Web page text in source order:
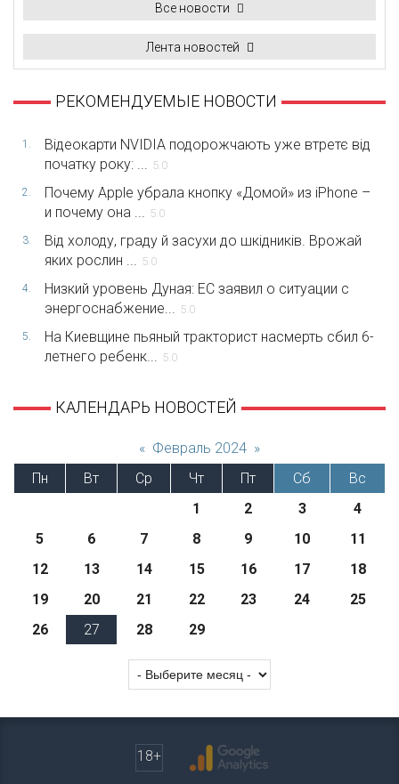
Все новости
Лента новостей
РЕКОМЕНДУЕМЫЕ НОВОСТИ
1.
Відеокарти NVIDIA подорожчають уже втретє від
початку року: ... 5.0
2.
Почему Apple убрала кнопку «Домой» из iPhone –
и почему она ... 5.0
3.
Від холоду, граду й засухи до шкідників. Врожай
яких рослин ... 5.0
4.
Низкий уровень Дуная: ЕС заявил о ситуации с
энергоснабжение... 5.0
5.
На Киевщине пьяный тракторист насмерть сбил 6-
летнего ребенк... 5.0
КАЛЕНДАРЬ НОВОСТЕЙ
« Февраль 2024 »
Пн
Вт Ср Чт Пт Сб
Вс
1
2 3
4
5
6 7 8 9 10
11
12
13 14 15 16 17
18
19
20 21 22 23 24
25
26
27 28 29
18+